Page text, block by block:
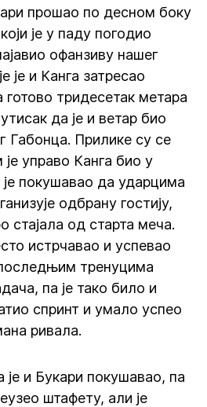
прошао по десном боку
је у паду погодио
офанзиву нашег
је и Канга затресао
тридесетак метара
да је и ветар био
Габонца. Прилике су се
управо Канга био у
покушавао да ударцима
одбрану гостију,
стајала од старта меча.
истрчавао и успевао
тренуцима
па је тако било и
спринт и умало успео
ривала.
је и Букари покушавао, па
штафету, али је